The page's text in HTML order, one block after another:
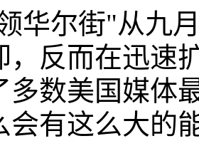
华尔街"从九
，反而在迅速
多数美国媒体
会有这么大的